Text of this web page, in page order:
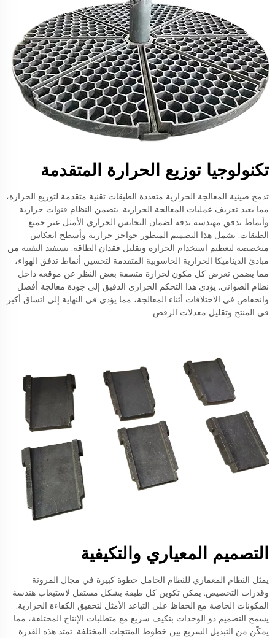
تكنولوجيا توزيع الحرارة المتقدمة
تدمج صينية المعالجة الحرارية متعددة الطبقات تقنية متقدمة لتوزيع الحرارة،
مما يعيد تعريف عمليات المعالجة الحرارية. يتضمن النظام قنوات حرارية
وأنماط تدفق مهندسة بدقة لضمان التجانس الحراري الأمثل عبر جميع
الطبقات. يشمل هذا التصميم المتطور حواجز حرارية وأسطح انعكاس
متخصصة لتعظيم استخدام الحرارة وتقليل فقدان الطاقة. تستفيد التقنية من
مبادئ الديناميكا الحرارية الحاسوبية المتقدمة لتحسين أنماط تدفق الهواء،
مما يضمن تعرض كل مكون لحرارة متسقة بغض النظر عن موقعه داخل
نظام الصواني. يؤدي هذا التحكم الحراري الدقيق إلى جودة معالجة أفضل
وانخفاض في الاختلافات أثناء المعالجة، مما يؤدي في النهاية إلى اتساق أكبر
في المنتج وتقليل معدلات الرفض.
التصميم المعياري والتكيفية
يمثل النظام المعماري للنظام الحامل خطوة كبيرة في مجال المرونة
وقدرات التخصيص. يمكن تكوين كل طبقة بشكل مستقل لاستيعاب هندسة
المكونات الخاصة مع الحفاظ على التباعد الأمثل لتحقيق الكفاءة الحرارية.
يسمح التصميم ذو الوحدات بتكيف سريع مع متطلبات الإنتاج المختلفة، مما
يمكّن من التبديل السريع بين خطوط المنتجات المختلفة. تمتد هذه القدرة